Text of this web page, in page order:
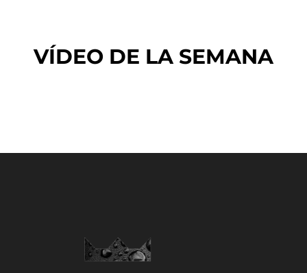
VÍDEO DE LA SEMANA